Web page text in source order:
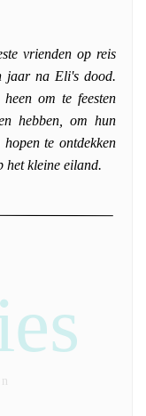
vrienden op reis
jaar na Eli's dood.
om te feesten
hebben, om hun
te ontdekken
het kleine eiland.